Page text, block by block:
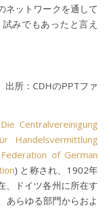
ネットワークを通して
みでもあったと言え
出所：CDHのPPTファ
Die Centralvereinigung
Handelsvermittlung
of German
) と称され、1902年
、ドイツ各州に所在す
あらゆる部門からおよ